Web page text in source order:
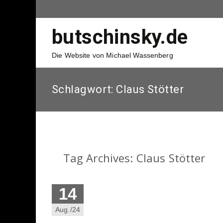
butschinsky.de
Die Website von Michael Wassenberg
Schlagwort: Claus Stötter
Tag Archives: Claus Stötter
14
Aug./24